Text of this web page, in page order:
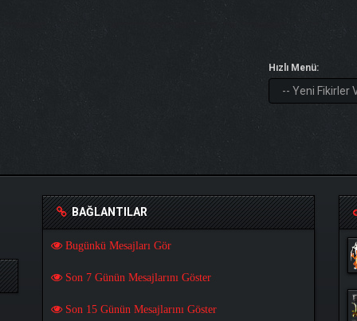
Benim ve diğer eğitmenlerin taktikleri için
Hızlı Menü:
BAĞLANTILAR
Bugünkü Mesajları Gör
Son 7 Günün Mesajlarını Göster
Son 15 Günün Mesajlarını Göster